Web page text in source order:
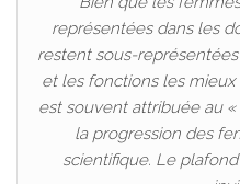
représentées dans les
restent sous-
et les fonctions les
est souvent attribuée au
la progression des
scientifique. Le